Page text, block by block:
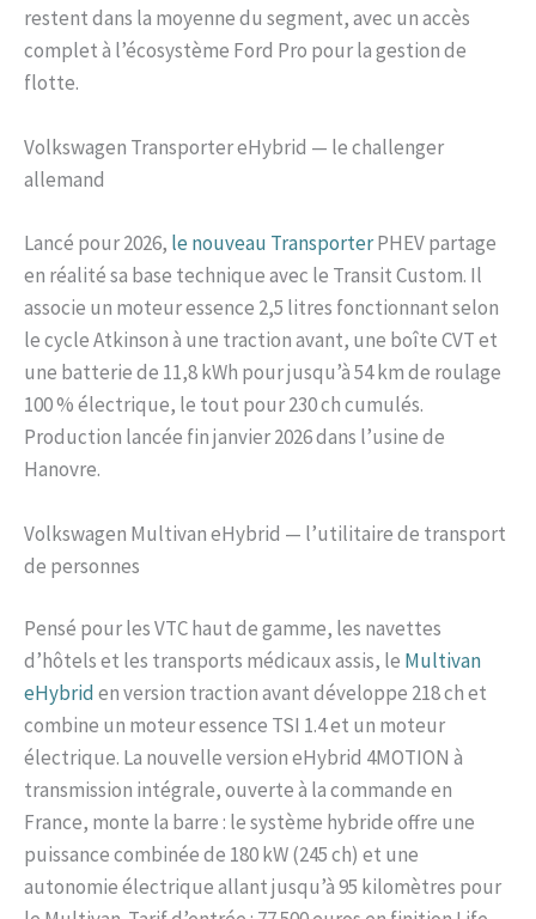
restent dans la moyenne du segment, avec un accès
complet à l’écosystème Ford Pro pour la gestion de
flotte.
Volkswagen Transporter eHybrid — le challenger
allemand
Lancé pour 2026, le nouveau TransporterPHEV partage
en réalité sa base technique avec le Transit Custom. Il
associe un moteur essence 2,5 litres fonctionnant selon
le cycle Atkinson à une traction avant, une boîte CVT et
une batterie de 11,8 kWh pour jusqu’à 54 km de roulage
100 % électrique, le tout pour 230 ch cumulés.
Production lancée fin janvier 2026 dans l’usine de
Hanovre.
Volkswagen Multivan eHybrid — l’utilitaire de transport
de personnes
Pensé pour les VTC haut de gamme, les navettes
d’hôtels et les transports médicaux assis, le Multivan
eHybriden version traction avant développe 218 ch et
combine un moteur essence TSI 1.4 et un moteur
électrique. La nouvelle version eHybrid 4MOTION à
transmission intégrale, ouverte à la commande en
France, monte la barre : le système hybride offre une
puissance combinée de 180 kW (245 ch) et une
autonomie électrique allant jusqu’à 95 kilomètres pour